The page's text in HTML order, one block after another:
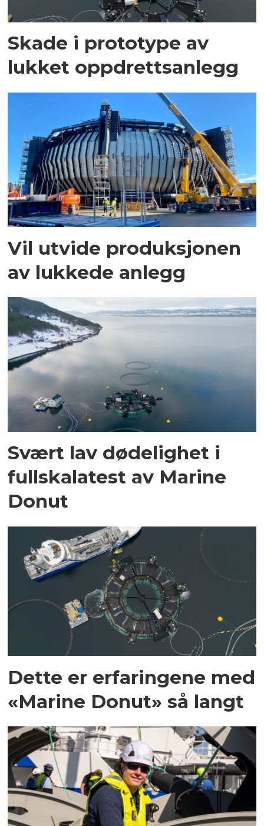
Skade i prototype av
lukket oppdrettsanlegg
Vil utvide produksjonen
av lukkede anlegg
Svært lav dødelighet i
fullskalatest av Marine
Donut
Dette er erfaringene med
«Marine Donut» så langt